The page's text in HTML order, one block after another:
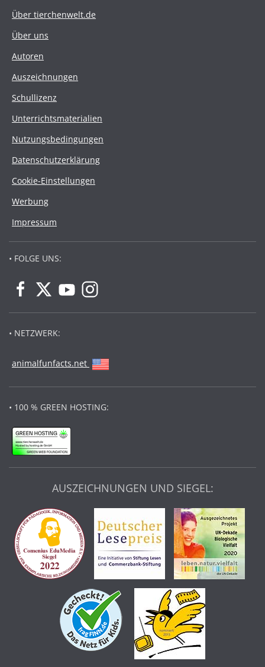
Über tierchenwelt.de
Über uns
Autoren
Auszeichnungen
Schullizenz
Unterrichtsmaterialien
Nutzungsbedingungen
Datenschutzerklärung
Cookie-Einstellungen
Werbung
Impressum
• FOLGE UNS:
• NETZWERK:
animalfunfacts.net
• 100 % GREEN HOSTING:
AUSZEICHNUNGEN UND SIEGEL: